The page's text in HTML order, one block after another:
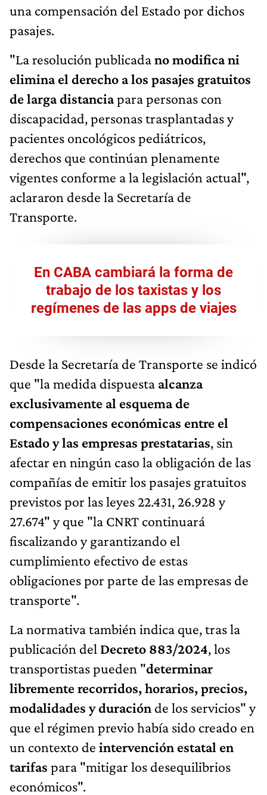
una compensación del Estado por dichos
pasajes.
"La resolución publicadano modifica ni
elimina el derecho a los pasajes gratuitos
de larga distanciapara personas con
discapacidad, personas trasplantadas y
pacientes oncológicos pediátricos,
derechos que continúan plenamente
vigentes conforme a la legislación actual",
aclararon desde la Secretaría de
Transporte.
En CABA cambiará la forma de
trabajo de los taxistas y los
regímenes de las apps de viajes
Desde la Secretaría de Transporte se indicó
que "la medida dispuesta alcanza
exclusivamente al esquema de
compensaciones económicas entre el
Estado y las empresas prestatarias, sin
afectar en ningún caso la obligación de las
compañías de emitir los pasajes gratuitos
previstos por las leyes 22.431, 26.928 y
27.674" y que "la CNRT continuará
fiscalizando y garantizando el
cumplimiento efectivo de estas
obligaciones por parte de las empresas de
transporte".
La normativa también indica que, tras la
publicación del Decreto 883/2024, los
transportistas pueden "determinar
libremente recorridos, horarios, precios,
modalidades y duración de los servicios" y
que el régimen previo había sido creado en
un contexto de intervención estatal en
tarifas para "mitigar los desequilibrios
económicos".